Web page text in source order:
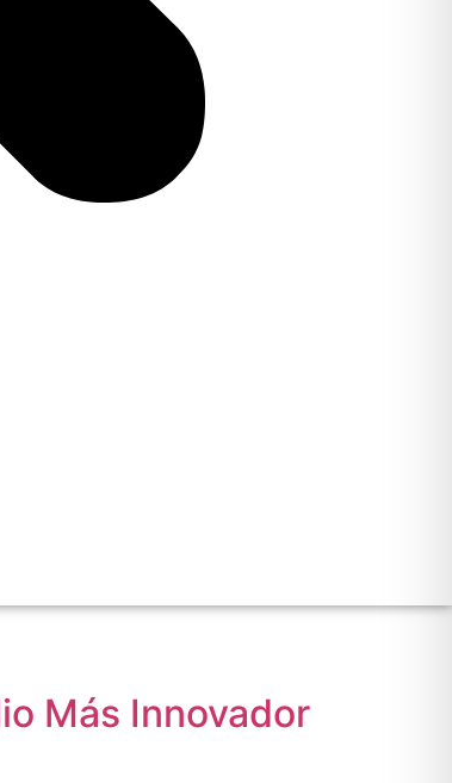
Más Innovador